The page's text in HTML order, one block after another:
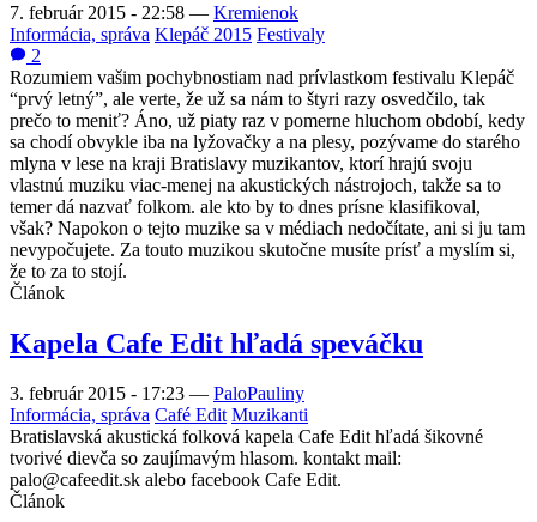
7. február 2015 - 22:58 — Kremienok
Informácia, správa Klepáč 2015 Festivaly
2
Rozumiem vašim pochybnostiam nad prívlastkom festivalu Klepáč
“prvý letný”, ale verte, že už sa nám to štyri razy osvedčilo, tak
prečo to meniť? Áno, už piaty raz v pomerne hluchom období, kedy
sa chodí obvykle iba na lyžovačky a na plesy, pozývame do starého
mlyna v lese na kraji Bratislavy muzikantov, ktorí hrajú svoju
vlastnú muziku viac-menej na akustických nástrojoch, takže sa to
temer dá nazvať folkom. ale kto by to dnes prísne klasifikoval,
však? Napokon o tejto muzike sa v médiach nedočítate, ani si ju tam
nevypočujete. Za touto muzikou skutočne musíte prísť a myslím si,
že to za to stojí.
Článok
Kapela Cafe Edit hľadá speváčku
3. február 2015 - 17:23 — PaloPauliny
Informácia, správa Café Edit Muzikanti
Bratislavská akustická folková kapela Cafe Edit hľadá šikovné
tvorivé dievča so zaujímavým hlasom. kontakt mail:
palo@cafeedit.sk alebo facebook Cafe Edit.
Článok